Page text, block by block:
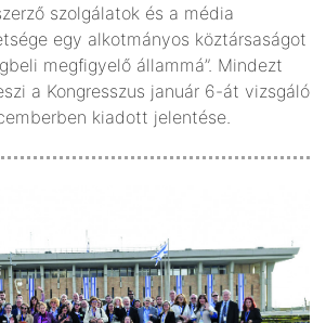
szolgálatok és a média
egy alkotmányos köztársaságot
megfigyelő állammá”. Mindezt
a Kongresszus január 6-át vizsgáló
kiadott jelentése.